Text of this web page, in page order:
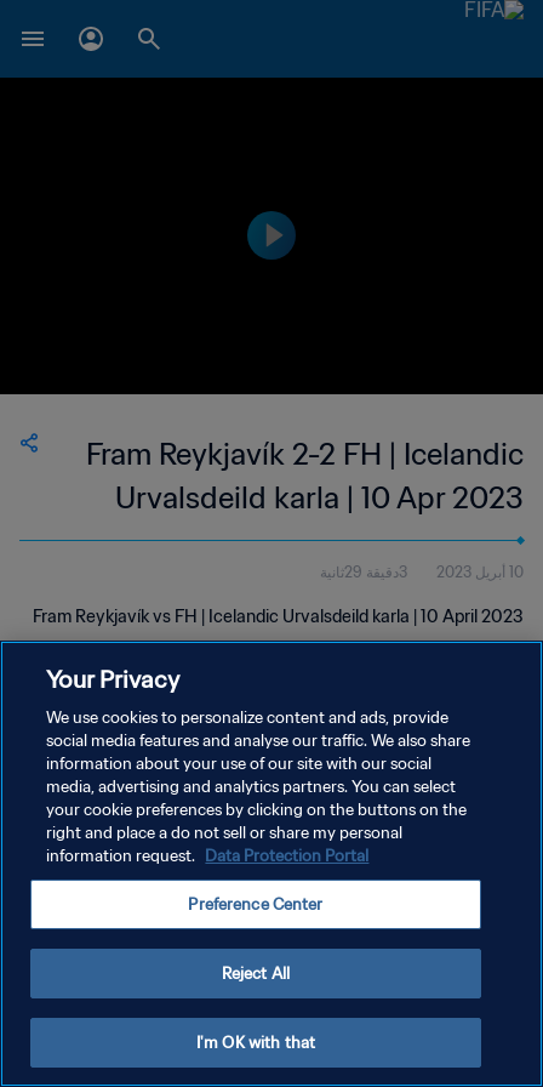
Fram Reykjavík 2-2 FH | Icelandic
Urvalsdeild karla | 10 Apr 2023
10 أبريل 2023 3دقيقة 29ثانية
Fram Reykjavík vs FH | Icelandic Urvalsdeild karla | 10 April 2023
سياسة الخصوصية
شروط الخدمة
إدارة تفضيلات ملفات تعريف الارتباط
Your Privacy
We use cookies to personalize content and ads, provide
social media features and analyse our traffic. We also share
information about your use of our site with our social
media, advertising and analytics partners. You can select
your cookie preferences by clicking on the buttons on the
right and place a do not sell or share my personal
information request. Data Protection Portal
Preference Center
Reject All
I'm OK with that